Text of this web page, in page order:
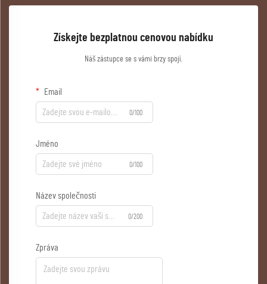
Získejte bezplatnou cenovou nabídku
Náš zástupce se s vámi brzy spojí.
Email
0/100
Jméno
0/100
Název společnosti
0/200
Zpráva